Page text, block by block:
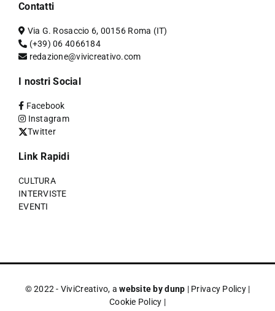
Contatti
Via G. Rosaccio 6, 00156 Roma (IT)
(+39) 06 4066184
redazione@vivicreativo.com
I nostri Social
Facebook
Instagram
Twitter
Link Rapidi
CULTURA
INTERVISTE
EVENTI
© 2022 - ViviCreativo, awebsite by dunp | Privacy Policy|
Cookie Policy |